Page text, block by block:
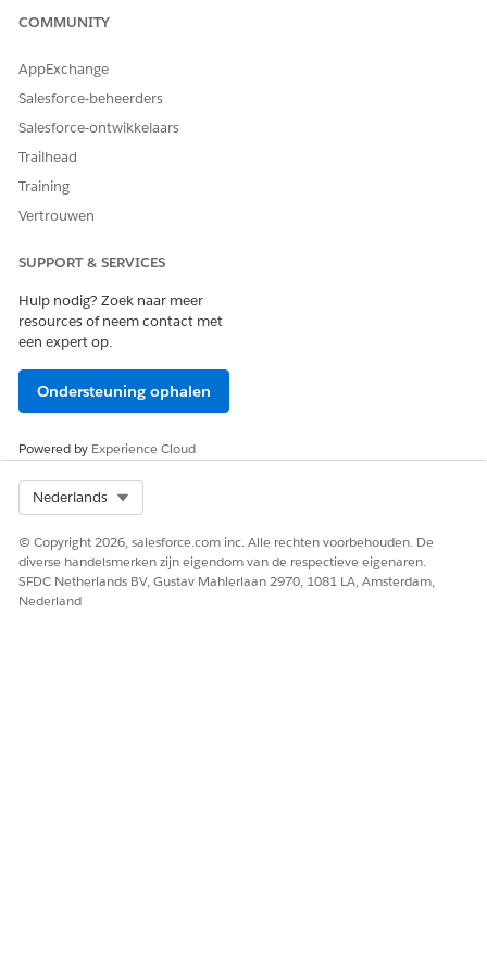
COMMUNITY
AppExchange
Salesforce-beheerders
Salesforce-ontwikkelaars
Trailhead
Training
Vertrouwen
SUPPORT & SERVICES
Hulp nodig? Zoek naar meer
resources of neem contact met
een expert op.
Ondersteuning ophalen
Powered by Experience Cloud
Nederlands
© Copyright 2026, salesforce.com inc. Alle rechten voorbehouden. De
diverse handelsmerken zijn eigendom van de respectieve eigenaren.
SFDC Netherlands BV, Gustav Mahlerlaan 2970, 1081 LA, Amsterdam,
Nederland